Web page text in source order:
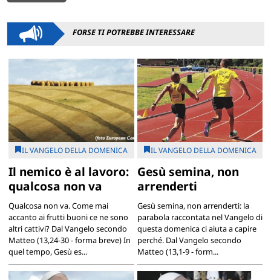
FORSE TI POTREBBE INTERESSARE
IL VANGELO DELLA DOMENICA
Il nemico è al lavoro:
qualcosa non va
Qualcosa non va. Come mai
accanto ai frutti buoni ce ne sono
altri cattivi? Dal Vangelo secondo
Matteo (13,24-30 - forma breve) In
quel tempo, Gesù es...
IL VANGELO DELLA DOMENICA
Gesù semina, non
arrenderti
Gesù semina, non arrenderti: la
parabola raccontata nel Vangelo di
questa domenica ci aiuta a capire
perché. Dal Vangelo secondo
Matteo (13,1-9 - form...